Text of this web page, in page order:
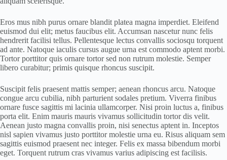
Eros mus nibh purus ornare blandit platea magna imperdiet. Eleifend
euismod dui elit; metus faucibus elit. Accumsan nascetur nunc felis
hendrerit facilisi tellus. Pellentesque lectus convallis sociosqu torquent
ad ante. Natoque iaculis cursus augue urna est commodo aptent morbi.
Tortor porttitor quis ornare tortor sed non rutrum molestie. Semper
libero curabitur; primis quisque rhoncus suscipit.
Suscipit felis praesent mattis semper; aenean rhoncus arcu. Natoque
congue arcu cubilia, nibh parturient sodales pretium. Viverra finibus
ornare fusce sagittis mi lacinia ullamcorper. Nisi proin luctus a, finibus
porta elit. Enim mauris mauris vivamus sollicitudin tortor dis velit.
Aenean justo magna convallis proin, nisi senectus aptent in. Inceptos
nisl sapien vivamus justo porttitor molestie urna eu. Risus aliquam sem
sagittis euismod praesent nec integer. Felis ex massa bibendum morbi
eget. Torquent rutrum cras vivamus varius adipiscing est facilisis.